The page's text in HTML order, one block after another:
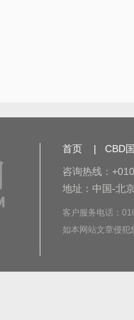
首页 |
CBD
咨询热线：
地址：中国-北
客户服务电话：
如本网站文章侵犯